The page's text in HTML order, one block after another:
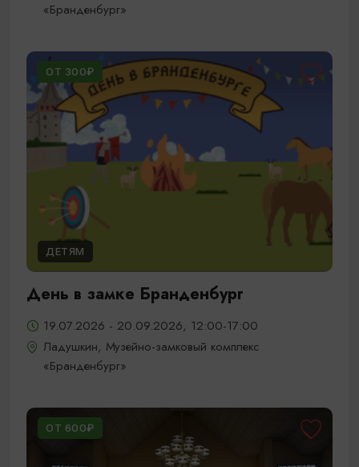
«Бранденбург»
ОТ 300₽
ДЕТЯМ
День в замке Бранденбург
19.07.2026 - 20.09.2026, 12:00-17:00
Ладушкин, Музейно-замковый комплекс
«Бранденбург»
ОТ 600₽